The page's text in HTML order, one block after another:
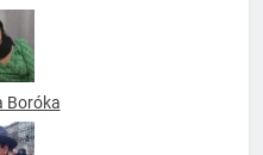
Ferenc
Boróka